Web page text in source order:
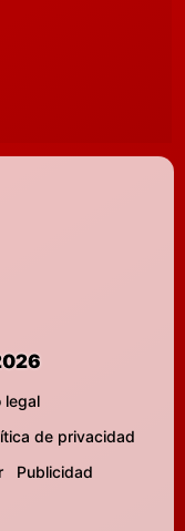
legal
de privacidad
Publicidad